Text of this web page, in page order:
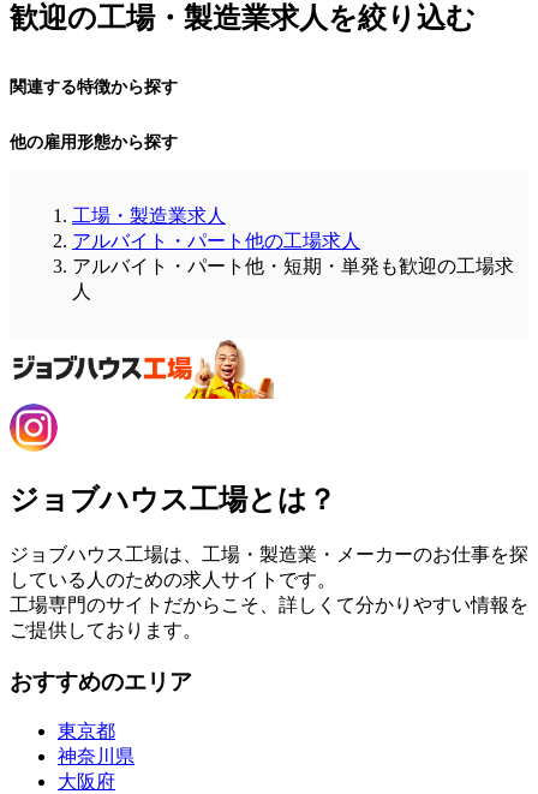
歓迎の工場・製造業求人を絞り込む
関連する特徴から探す
他の雇用形態から探す
工場・製造業求人
アルバイト・パート他の工場求人
アルバイト・パート他・短期・単発も歓迎の工場求
人
ジョブハウス工場とは？
ジョブハウス工場は、工場・製造業・メーカーのお仕事を探
している人のための求人サイトです。
工場専門のサイトだからこそ、詳しくて分かりやすい情報を
ご提供しております。
おすすめのエリア
東京都
神奈川県
大阪府